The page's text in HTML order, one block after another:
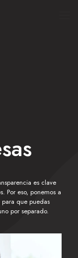
es clave
Por eso, ponemos a
que puedas
por separado.